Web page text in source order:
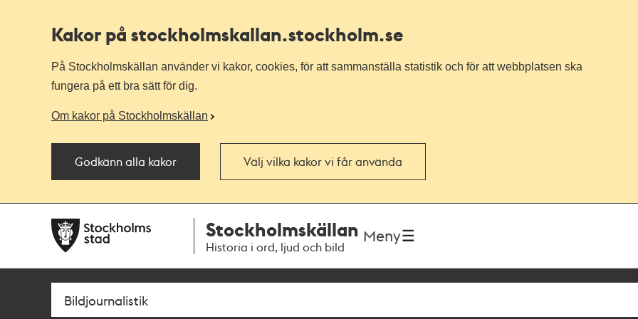
Kakor på stockholmskallan.stockholm.se
På Stockholmskällan använder vi kakor, cookies, för att sammanställa statistik och för att webbplatsen ska
fungera på ett bra sätt för dig.
Om kakor på Stockholmskällan
Godkänn alla kakor Välj vilka kakor vi får använda
navigationen
huvudinnehållet
Stockholmskällan
Historia i ord, ljud och bild
Meny
Sök